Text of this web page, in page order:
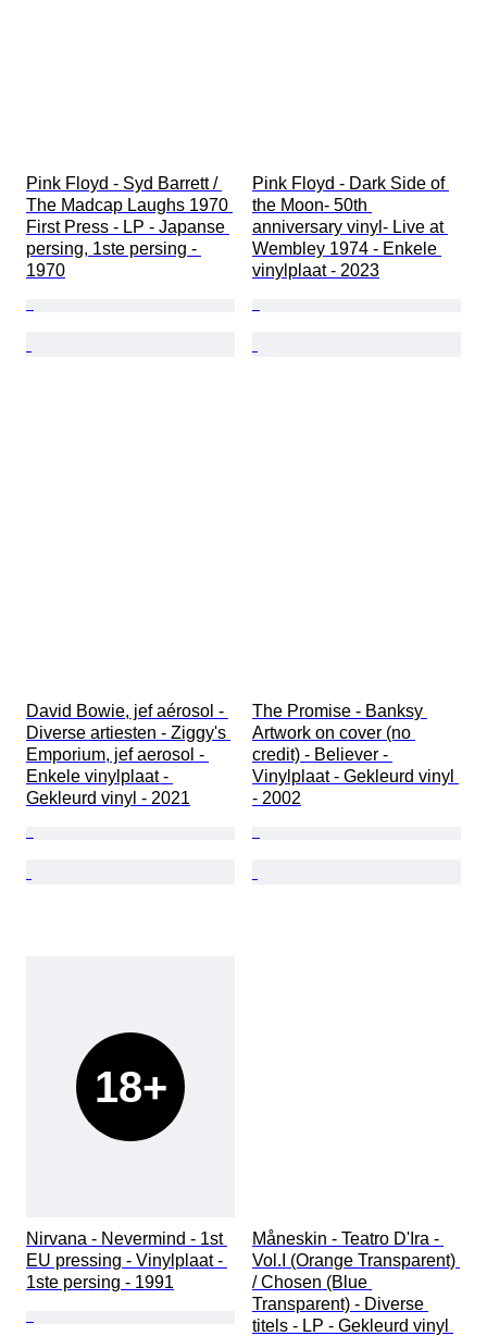
Pink Floyd - Syd Barrett /
The Madcap Laughs 1970
First Press - LP - Japanse
persing, 1ste persing -
1970
Pink Floyd - Dark Side of
the Moon- 50th
anniversary vinyl- Live at
Wembley 1974 - Enkele
vinylplaat - 2023
David Bowie, jef aérosol -
Diverse artiesten - Ziggy's
Emporium, jef aerosol -
Enkele vinylplaat -
Gekleurd vinyl - 2021
The Promise - Banksy
Artwork on cover (no
credit) - Believer -
Vinylplaat - Gekleurd vinyl
- 2002
18+
Nirvana - Nevermind - 1st
EU pressing - Vinylplaat -
1ste persing - 1991
Måneskin - Teatro D'Ira -
Vol.I (Orange Transparent)
/ Chosen (Blue
Transparent) - Diverse
titels - LP - Gekleurd vinyl